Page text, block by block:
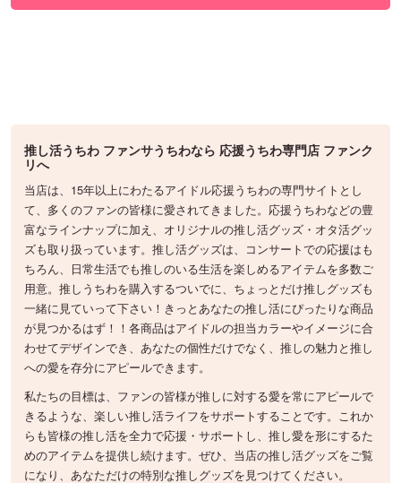
推し活うちわ ファンサうちわなら 応援うちわ専門店 ファンク
リへ
当店は、15年以上にわたるアイドル応援うちわの専門サイトとし
て、多くのファンの皆様に愛されてきました。応援うちわなどの豊
富なラインナップに加え、オリジナルの推し活グッズ・オタ活グッ
ズも取り扱っています。推し活グッズは、コンサートでの応援はも
ちろん、日常生活でも推しのいる生活を楽しめるアイテムを多数ご
用意。推しうちわを購入するついでに、ちょっとだけ推しグッズも
一緒に見ていって下さい！きっとあなたの推し活にぴったりな商品
が見つかるはず！！各商品はアイドルの担当カラーやイメージに合
わせてデザインでき、あなたの個性だけでなく、推しの魅力と推し
への愛を存分にアピールできます。
私たちの目標は、ファンの皆様が推しに対する愛を常にアピールで
きるような、楽しい推し活ライフをサポートすることです。これか
らも皆様の推し活を全力で応援・サポートし、推し愛を形にするた
めのアイテムを提供し続けます。ぜひ、当店の推し活グッズをご覧
になり、あなただけの特別な推しグッズを見つけてください。